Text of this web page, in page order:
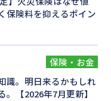
保険料を抑えるポイン
保険・お金
識。明日来るかもしれ
。【2026年7月更新】